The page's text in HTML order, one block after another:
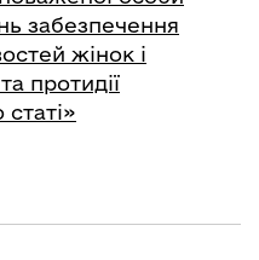
забезпечення
жінок і
протидії